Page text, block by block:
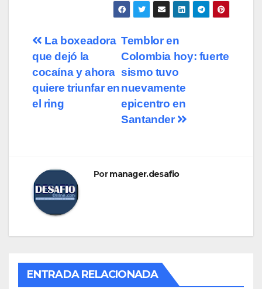
Temblor en
Colombia hoy: fuerte
sismo tuvo
nuevamente
epicentro en
Santander
La boxeadora
que dejó la
cocaína y ahora
quiere triunfar en
el ring​
Pormanager.desafio
ENTRADA RELACIONADA